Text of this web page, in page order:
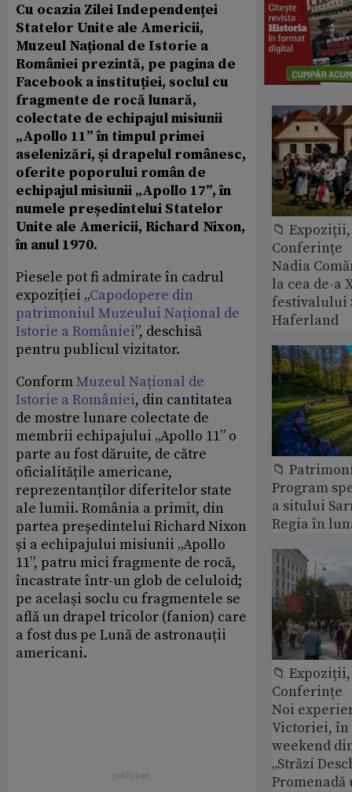
Cu ocazia Zilei Independenței
Statelor Unite ale Americii,
Muzeul Național de Istorie a
României prezintă, pe pagina de
Facebook a instituției, soclul cu
fragmente de rocă lunară,
colectate de echipajul misiunii
„Apollo 11” în timpul primei
aselenizări, și drapelul românesc,
oferite poporului român de
echipajul misiunii „Apollo 17”, în
numele președintelui Statelor
Unite ale Americii, Richard Nixon,
în anul 1970.
Piesele pot fi admirate în cadrul
expoziției „Capodopere din
patrimoniul Muzeului Național de
Istorie a României”, deschisă
pentru publicul vizitator.
ConformMuzeul Național de
Istorie a României, din cantitatea
de mostre lunare colectate de
membrii echipajului „Apollo 11” o
parte au fost dăruite, de către
oficialitățile americane,
reprezentanților diferitelor state
ale lumii. România a primit, din
partea președintelui Richard Nixon
și a echipajului misiunii „Apollo
11”, patru mici fragmente de rocă,
încastrate într-un glob de celuloid;
pe același soclu cu fragmentele se
află un drapel tricolor (fanion) care
a fost dus pe Lună de astronauții
americani.
📁
Conferințe
Nadia
la cea de-a
festivalului
Haferland
📁
Program
a sitului
Regia în
📁
Conferințe
Noi
Victoriei,
weekend
„Străzi
Promenadă